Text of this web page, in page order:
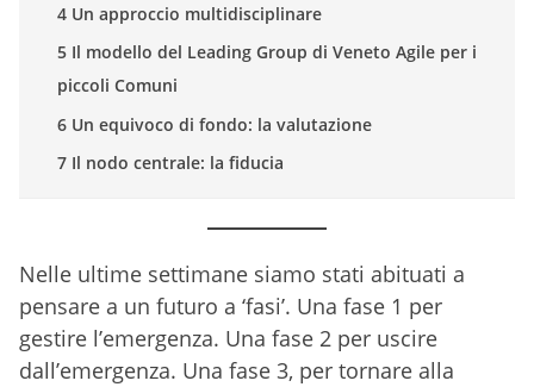
4 Un approccio multidisciplinare
5 Il modello del Leading Group di Veneto Agile per i
piccoli Comuni
6 Un equivoco di fondo: la valutazione
7 Il nodo centrale: la fiducia
Nelle ultime settimane siamo stati abituati a
pensare a un futuro a ‘fasi’. Una fase 1 per
gestire l’emergenza. Una fase 2 per uscire
dall’emergenza. Una fase 3, per tornare alla